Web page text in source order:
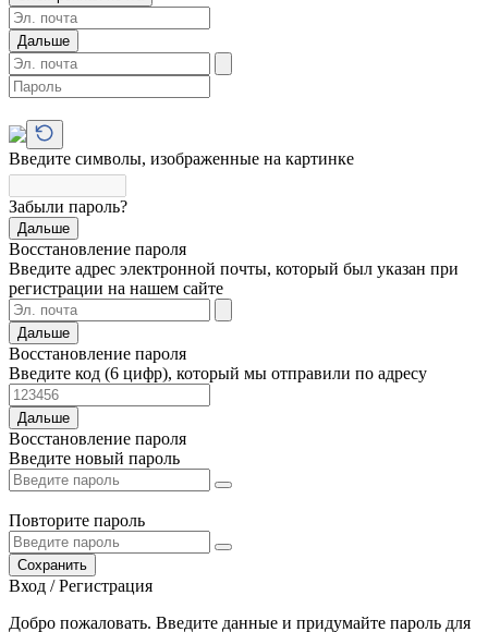
Дальше
Введите символы, изображенные на картинке
Забыли пароль?
Дальше
Восстановление пароля
Введите адрес электронной почты, который был указан при
регистрации на нашем сайте
Дальше
Восстановление пароля
Введите код (6 цифр), который мы отправили по адресу
Дальше
Восстановление пароля
Введите новый пароль
Повторите пароль
Сохранить
Вход / Регистрация
Добро пожаловать. Введите данные и придумайте пароль для